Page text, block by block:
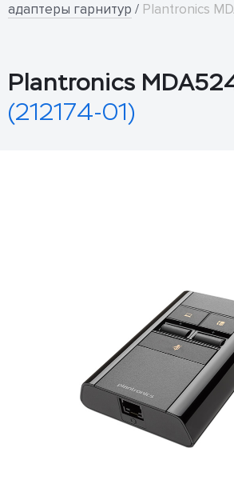
адаптеры гарнитур / Plantronics
Plantronics
(212174-01)